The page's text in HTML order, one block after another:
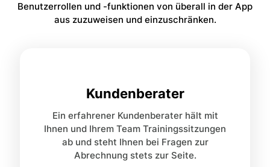
Benutzerrollen und -funktionen von überall in der App
aus zuzuweisen und einzuschränken.
Kundenberater
Ein erfahrener Kundenberater hält mit
Ihnen und Ihrem Team Trainingssitzungen
ab und steht Ihnen bei Fragen zur
Abrechnung stets zur Seite.